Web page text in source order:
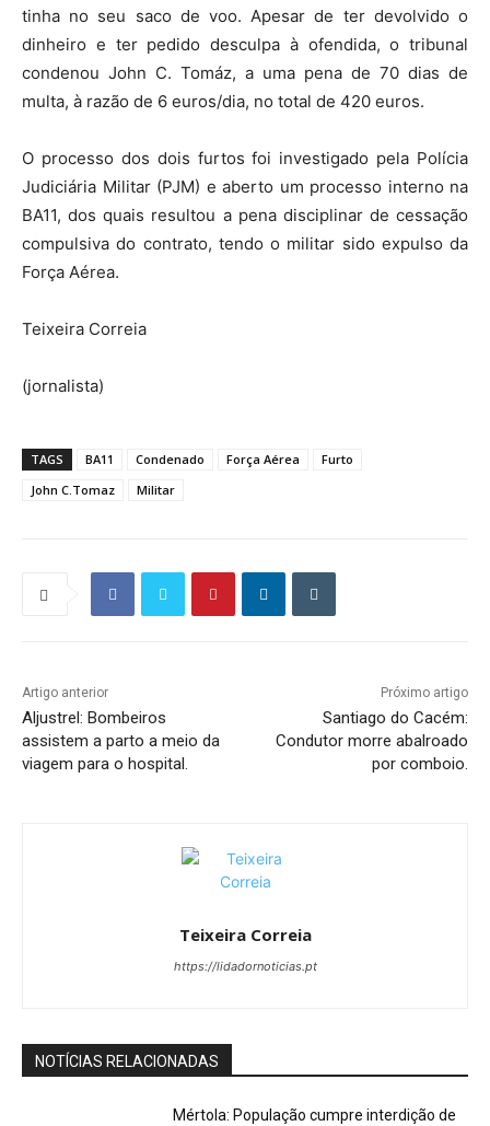
tinha no seu saco de voo. Apesar de ter devolvido o
dinheiro e ter pedido desculpa à ofendida, o tribunal
condenou John C. Tomáz, a uma pena de 70 dias de
multa, à razão de 6 euros/dia, no total de 420 euros.
O processo dos dois furtos foi investigado pela Polícia
Judiciária Militar (PJM) e aberto um processo interno na
BA11, dos quais resultou a pena disciplinar de cessação
compulsiva do contrato, tendo o militar sido expulso da
Força Aérea.
Teixeira Correia
(jornalista)
TAGS BA11 Condenado Força Aérea
Furto
John C.Tomaz
Militar
Artigo anterior
Aljustrel: Bombeiros
assistem a parto a meio da
viagem para o hospital.
Próximo artigo
Santiago do Cacém:
Condutor morre abalroado
por comboio.
Teixeira Correia
https://lidadornoticias.pt
NOTÍCIAS RELACIONADAS
Mértola: População cumpre interdição de